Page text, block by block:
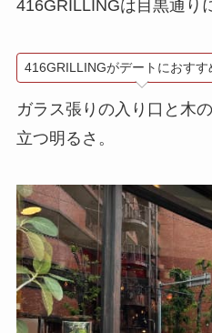
416GRILLINGは目黒通り
416GRILLINGがデートにおすす
ガラス張りの入り口と木
立つ明るさ。